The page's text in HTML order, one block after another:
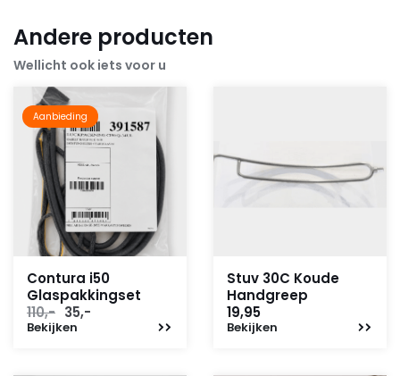
Andere producten
Wellicht ook iets voor u
Aanbieding
Contura i50
Glaspakkingset
110,- Oorspronkelijke
prijs
35,-
Bekijken
Stuv 30C Koude
Handgreep
19,95
Bekijken